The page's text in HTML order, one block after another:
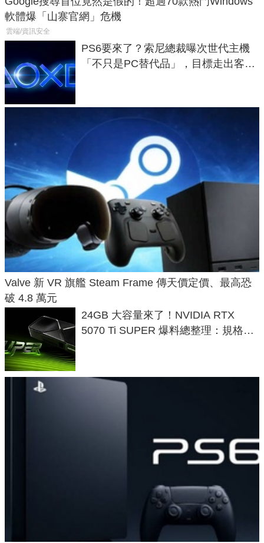
軟體爆「山寨官網」危機
雲端/資訊安全
PS6要來了？索尼總裁曝次世代主機
「不只是PC替代品」，目標走出客
Valve 新 VR 旗艦 Steam Frame 傳天價定價、最高恐
破 4.8 萬元
24GB 大容量來了！NVIDIA RTX
5070 Ti SUPER 爆料總整理：規格、